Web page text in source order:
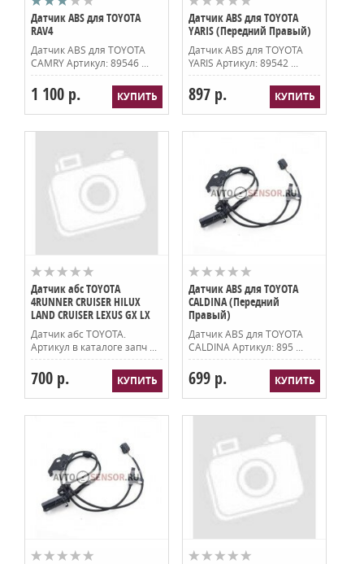
Датчик ABS для TOYOTA
RAV4
Датчик ABS для TOYOTA
CAMRY Артикул: 89546 ...
1 100 р.
Датчик ABS для TOYOTA
YARIS (Передний Правый)
Датчик ABS для TOYOTA
YARIS Артикул: 89542 ...
897 р.
Датчик абс TOYOTA
4RUNNER CRUISER HILUX
LAND CRUISER LEXUS GX LX
Датчик абс TOYOTA.
Артикул в каталоге запч ...
700 р.
Датчик ABS для TOYOTA
CALDINA (Передний
Правый)
Датчик ABS для TOYOTA
CALDINA Артикул: 895 ...
699 р.